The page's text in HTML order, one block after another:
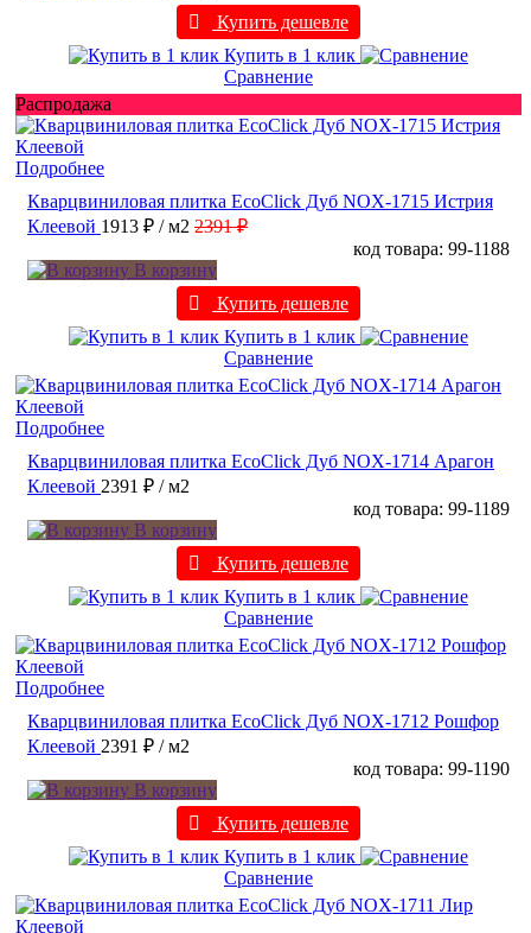
Купить дешевле
Купить в 1 клик
Сравнение
Распродажа
Подробнее
Кварцвиниловая плитка EcoClick Дуб NOX-1715 Истрия
Клеевой 1913 ₽ / м2 2391 ₽
код товара: 99-1188
В корзину
Купить дешевле
Купить в 1 клик
Сравнение
Подробнее
Кварцвиниловая плитка EcoClick Дуб NOX-1714 Арагон
Клеевой 2391 ₽ / м2
код товара: 99-1189
В корзину
Купить дешевле
Купить в 1 клик
Сравнение
Подробнее
Кварцвиниловая плитка EcoClick Дуб NOX-1712 Рошфор
Клеевой 2391 ₽ / м2
код товара: 99-1190
В корзину
Купить дешевле
Купить в 1 клик
Сравнение